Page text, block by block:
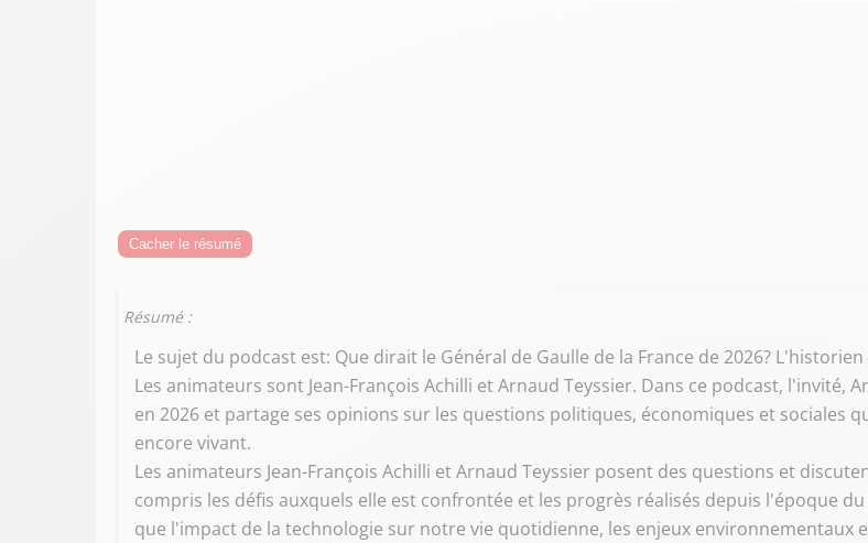
Cacher le résumé
Résumé :
Le sujet du podcast est: Que dirait le Général de Gaulle de la France de 2026?
Les animateurs sont Jean-François Achilli et Arnaud Teyssier. Dans ce podcast, l'invité,
en 2026 et partage ses opinions sur les questions politiques, économiques et sociales
encore vivant.
Les animateurs Jean-François Achilli et Arnaud Teyssier posent des questions et
compris les défis auxquels elle est confrontée et les progrès réalisés depuis l'époque
que l'impact de la technologie sur notre vie quotidienne, les enjeux environnementaux